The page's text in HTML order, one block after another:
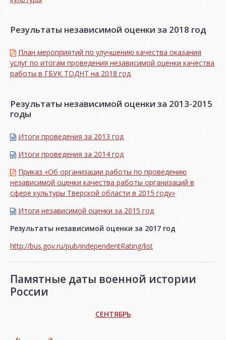
Результаты независимой оценки за 2018 год
План мероприятий по улучшению качества оказания
услуг по итогам проведения независимой оценки качества
работы в ГБУК ТОДНТ на 2018 год
Результаты независимой оценки за 2013-2015
годы
Итоги проведения за 2013 год
Итоги проведения за 2014 год
Приказ «Об организации работы по проведению
независимой оценки качества работы организаций в
сфере культуры Тверской области в 2015 году»
Итоги независимой oценки за 2015 год
Результаты независимой оценки за 2017 год
http://bus.gov.ru/pub/independentRating/list
Памятные даты военной истории
России
СЕНТЯБРЬ